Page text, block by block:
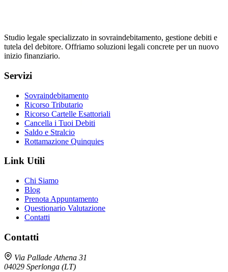
Studio legale specializzato in sovraindebitamento, gestione debiti e
tutela del debitore. Offriamo soluzioni legali concrete per un nuovo
inizio finanziario.
Servizi
Sovraindebitamento
Ricorso Tributario
Ricorso Cartelle Esattoriali
Cancella i Tuoi Debiti
Saldo e Stralcio
Rottamazione Quinquies
Link Utili
Chi Siamo
Blog
Prenota Appuntamento
Questionario Valutazione
Contatti
Contatti
Via Pallade Athena 31
04029 Sperlonga (LT)